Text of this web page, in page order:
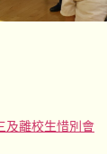
離校生惜別會